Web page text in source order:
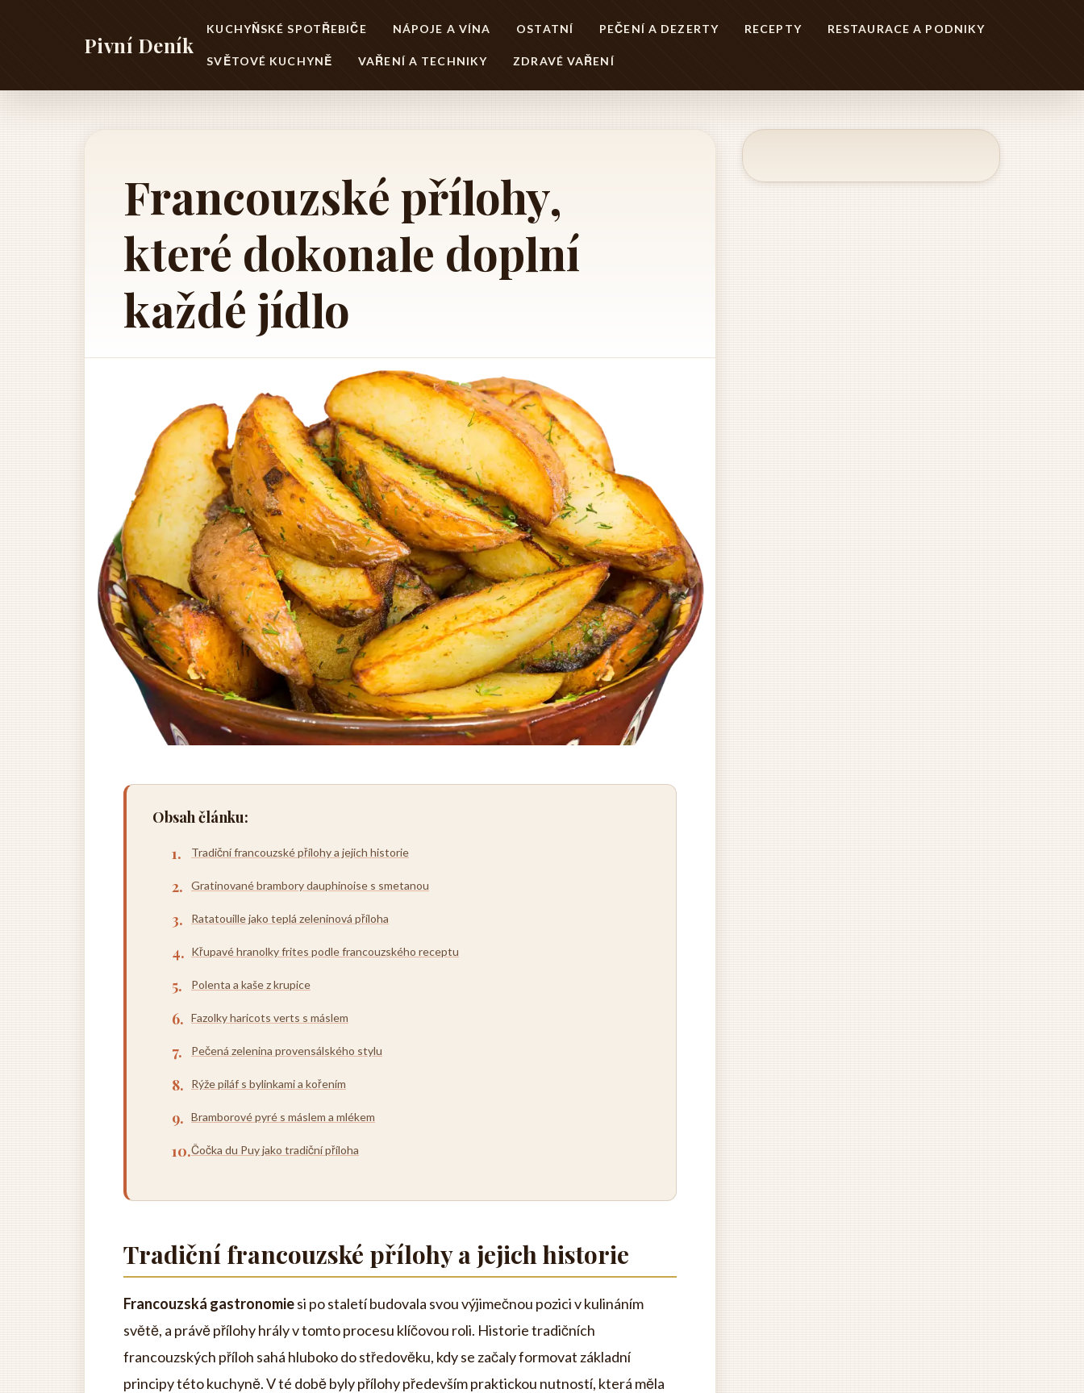
Pivní Deník
KUCHYŇSKÉ SPOTŘEBIČE NÁPOJE A VÍNA OSTATNÍ PEČENÍ A DEZERTY RECEPTY RESTAURACE A PODNIKY
SVĚTOVÉ KUCHYNĚ VAŘENÍ A TECHNIKY ZDRAVÉ VAŘENÍ
Francouzské přílohy,
které dokonale doplní
každé jídlo
Obsah článku:
Tradiční francouzské přílohy a jejich historie
Gratinované brambory dauphinoise s smetanou
Ratatouille jako teplá zeleninová příloha
Křupavé hranolky frites podle francouzského receptu
Polenta a kaše z krupice
Fazolky haricots verts s máslem
Pečená zelenina provensálského stylu
Rýže piláf s bylinkami a kořením
Bramborové pyré s máslem a mlékem
Čočka du Puy jako tradiční příloha
Tradiční francouzské přílohy a jejich historie
Francouzská gastronomiesi po staletí budovala svou výjimečnou pozici v kulináním
světě, a právě přílohy hrály v tomto procesu klíčovou roli. Historie tradičních
francouzských příloh sahá hluboko do středověku, kdy se začaly formovat základní
principy této kuchyně. V té době byly přílohy především praktickou nutností, která měla